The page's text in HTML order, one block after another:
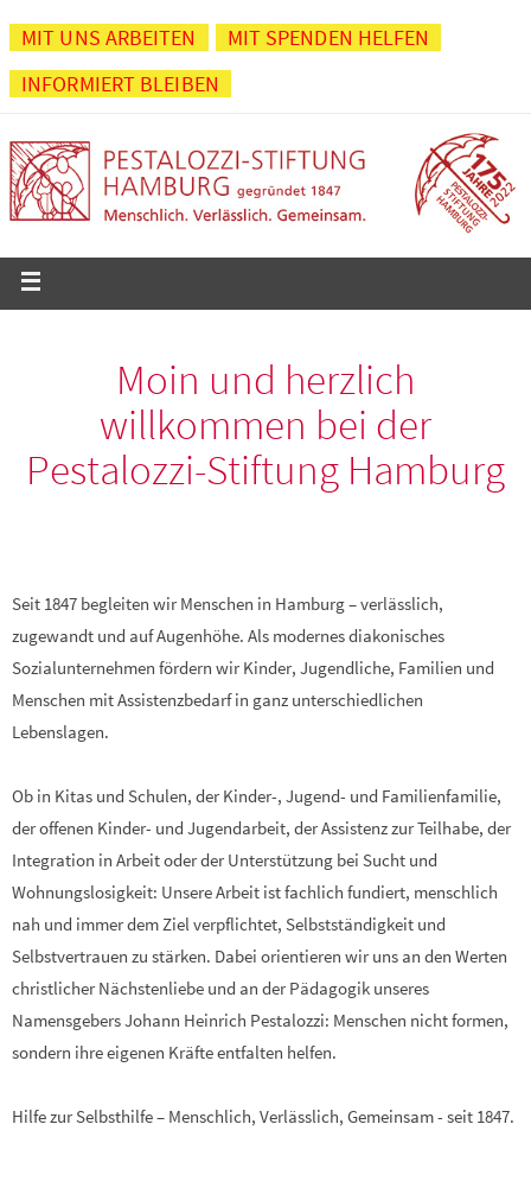
Zum
Inhalt
springen
MIT UNS ARBEITEN
MIT SPENDEN HELFEN
INFORMIERT BLEIBEN
Moin und herzlich
willkommen bei der
Pestalozzi-Stiftung Hamburg
Seit 1847 begleiten wir Menschen in Hamburg – verlässlich,
zugewandt und auf Augenhöhe. Als modernes diakonisches
Sozialunternehmen fördern wir Kinder, Jugendliche, Familien und
Menschen mit Assistenzbedarf in ganz unterschiedlichen
Lebenslagen.
Ob in Kitas und Schulen, der Kinder-, Jugend- und Familienfamilie,
der offenen Kinder- und Jugendarbeit, der Assistenz zur Teilhabe, der
Integration in Arbeit oder der Unterstützung bei Sucht und
Wohnungslosigkeit: Unsere Arbeit ist fachlich fundiert, menschlich
nah und immer dem Ziel verpflichtet, Selbstständigkeit und
Selbstvertrauen zu stärken. Dabei orientieren wir uns an den Werten
christlicher Nächstenliebe und an der Pädagogik unseres
Namensgebers Johann Heinrich Pestalozzi: Menschen nicht formen,
sondern ihre eigenen Kräfte entfalten helfen.
Hilfe zur Selbsthilfe – Menschlich, Verlässlich, Gemeinsam - seit 1847.